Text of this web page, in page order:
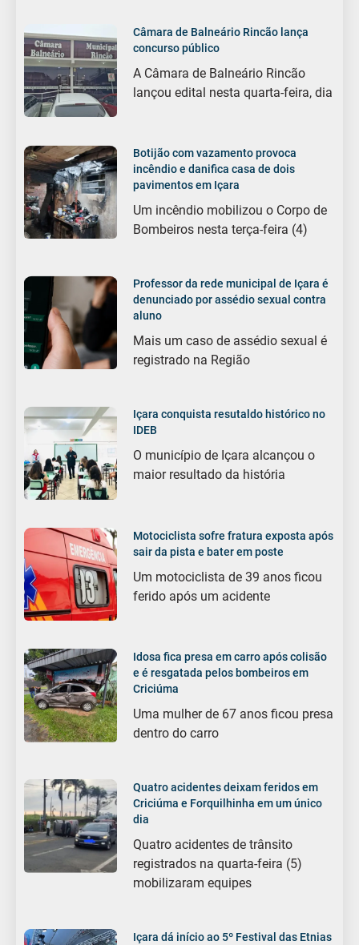
Câmara de Balneário Rincão lança
concurso público
A Câmara de Balneário Rincão
lançou edital nesta quarta-feira, dia
Botijão com vazamento provoca
incêndio e danifica casa de dois
pavimentos em Içara
Um incêndio mobilizou o Corpo de
Bombeiros nesta terça-feira (4)
Professor da rede municipal de Içara é
denunciado por assédio sexual contra
aluno
Mais um caso de assédio sexual é
registrado na Região
Içara conquista resutaldo histórico no
IDEB
O município de Içara alcançou o
maior resultado da história
Motociclista sofre fratura exposta após
sair da pista e bater em poste
Um motociclista de 39 anos ficou
ferido após um acidente
Idosa fica presa em carro após colisão
e é resgatada pelos bombeiros em
Criciúma
Uma mulher de 67 anos ficou presa
dentro do carro
Quatro acidentes deixam feridos em
Criciúma e Forquilhinha em um único
dia
Quatro acidentes de trânsito
registrados na quarta-feira (5)
mobilizaram equipes
Içara dá início ao 5º Festival das Etnias